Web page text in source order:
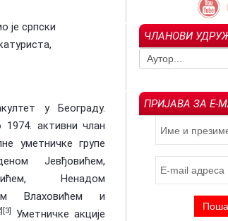
У сећање: Богољуб Арсенијевић –
Ин
је српски
у Београду.
активни члан
уметничке групе
Јевђовићем,
Ненадом
Влаховићем и
Уметничке акције
ЧЛАНОВИ
ПРИЈАВА ЗА E-